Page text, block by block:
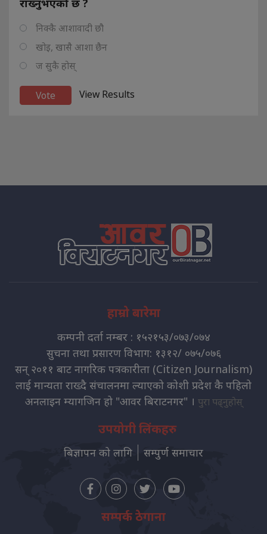
राख्नुभएको छ ?
निक्कै आशावादी छौ
खोइ, खासै आशा छैन
ज सुकै होस्
View Results
हाम्रो बारेमा
कम्पनी दर्ता नम्बर : १५२१५३/०७३/०७४
सुचना तथा प्रसारण विभाग: १३१२/ ०७५/०७६
सन् २०११ बाट नागरिक पत्रकारीता (Citizen Journalism)
लाई मान्यता राख्दै संचालनमा ल्याएको कोशी प्रदेश कै पहिलो
अनलाइन म्यागजिन हो "आवर बिराटनगर" । पुरा पढ्नुहोस्
उपयोगी लिंकहरु
बिज्ञापन को लागि सम्पुर्ण समाचार
सम्पर्क ठेगाना